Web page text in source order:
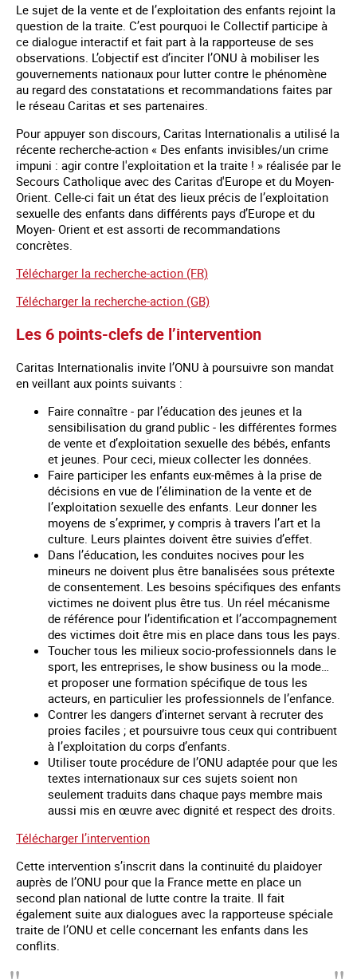
Le sujet de la vente et de l’exploitation des enfants rejoint la
question de la traite. C’est pourquoi le Collectif participe à
ce dialogue interactif et fait part à la rapporteuse de ses
observations. L’objectif est d’inciter l’ONU à mobiliser les
gouvernements nationaux pour lutter contre le phénomène
au regard des constatations et recommandations faites par
le réseau Caritas et ses partenaires.
Pour appuyer son discours, Caritas Internationalis a utilisé la
récente recherche-action « Des enfants invisibles/un crime
impuni : agir contre l'exploitation et la traite ! » réalisée par le
Secours Catholique avec des Caritas d'Europe et du Moyen-
Orient. Celle-ci fait un état des lieux précis de l’exploitation
sexuelle des enfants dans différents pays d’Europe et du
Moyen- Orient et est assorti de recommandations
concrètes.
Télécharger la recherche-action (FR)
Télécharger la recherche-action (GB)
Les 6 points-clefs de l’intervention
Caritas Internationalis invite l’ONU à poursuivre son mandat
en veillant aux points suivants :
Faire connaître - par l’éducation des jeunes et la
sensibilisation du grand public - les différentes formes
de vente et d’exploitation sexuelle des bébés, enfants
et jeunes. Pour ceci, mieux collecter les données.
Faire participer les enfants eux-mêmes à la prise de
décisions en vue de l’élimination de la vente et de
l’exploitation sexuelle des enfants. Leur donner les
moyens de s’exprimer, y compris à travers l’art et la
culture. Leurs plaintes doivent être suivies d’effet.
Dans l’éducation, les conduites nocives pour les
mineurs ne doivent plus être banalisées sous prétexte
de consentement. Les besoins spécifiques des enfants
victimes ne doivent plus être tus. Un réel mécanisme
de référence pour l’identification et l’accompagnement
des victimes doit être mis en place dans tous les pays.
Toucher tous les milieux socio-professionnels dans le
sport, les entreprises, le show business ou la mode…
et proposer une formation spécifique de tous les
acteurs, en particulier les professionnels de l’enfance.
Contrer les dangers d’internet servant à recruter des
proies faciles ; et poursuivre tous ceux qui contribuent
à l’exploitation du corps d’enfants.
Utiliser toute procédure de l’ONU adaptée pour que les
textes internationaux sur ces sujets soient non
seulement traduits dans chaque pays membre mais
aussi mis en œuvre avec dignité et respect des droits.
Télécharger l’intervention
Cette intervention s’inscrit dans la continuité du plaidoyer
auprès de l’ONU pour que la France mette en place un
second plan national de lutte contre la traite. Il fait
également suite aux dialogues avec la rapporteuse spéciale
traite de l’ONU et celle concernant les enfants dans les
conflits.